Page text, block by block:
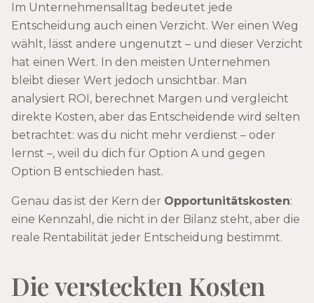
Im Unternehmensalltag bedeutet jede
Entscheidung auch einen Verzicht. Wer einen Weg
wählt, lässt andere ungenutzt – und dieser Verzicht
hat einen Wert. In den meisten Unternehmen
bleibt dieser Wert jedoch unsichtbar. Man
analysiert ROI, berechnet Margen und vergleicht
direkte Kosten, aber das Entscheidende wird selten
betrachtet: was du nicht mehr verdienst – oder
lernst –, weil du dich für Option A und gegen
Option B entschieden hast.
Genau das ist der Kern der Opportunitätskosten:
eine Kennzahl, die nicht in der Bilanz steht, aber die
reale Rentabilität jeder Entscheidung bestimmt.
Die versteckten Kosten